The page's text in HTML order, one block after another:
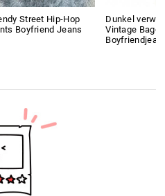
Street Hip-Hop
Boyfriend Jeans
Dunkel
Vintage Baggy